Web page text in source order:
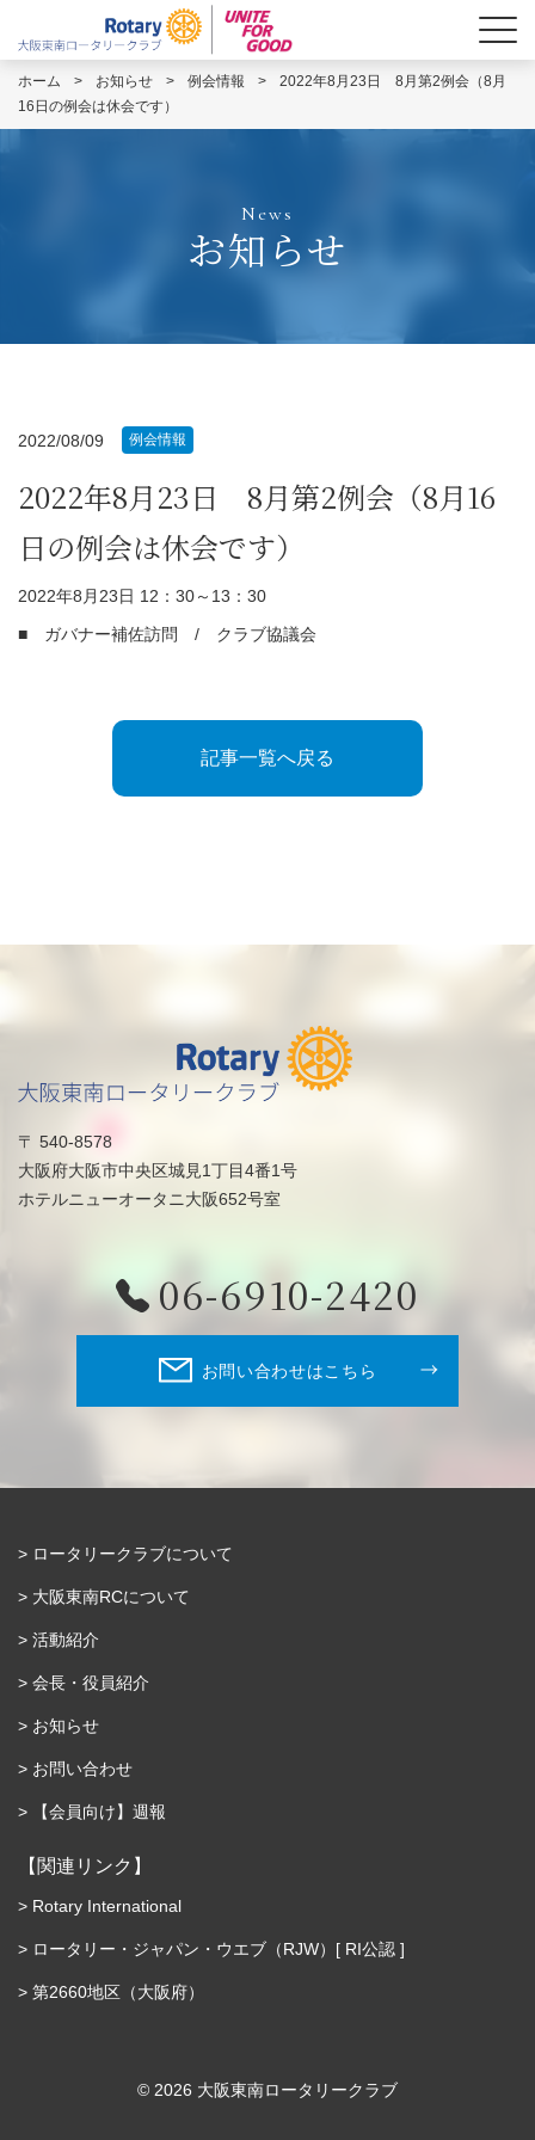
ホーム > お知らせ > 例会情報 >
2022年8月23日 8月第2例会（8月
16日の例会は休会です）
News
お知らせ
2022/08/09 例会情報
2022年8月23日 8月第2例会（8月16
日の例会は休会です）
2022年8月23日 12：30～13：30
■ ガバナー補佐訪問 / クラブ協議会
記事一覧へ戻る
〒 540-8578
大阪府大阪市中央区城見1丁目4番1号
ホテルニューオータニ大阪652号室
06-6910-2420
お問い合わせはこちら
ロータリークラブについて
大阪東南RCについて
活動紹介
会長・役員紹介
お知らせ
お問い合わせ
【会員向け】週報
【関連リンク】
Rotary International
ロータリー・ジャパン・ウエブ（RJW）[ RI公認 ]
第2660地区（大阪府）
©︎ 2026 大阪東南ロータリークラブ